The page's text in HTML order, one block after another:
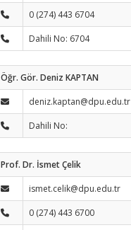
0 (274) 443 6704
Dahili No: 6704
Öğr. Gör. Deniz KAPTAN
deniz.kaptan@dpu.edu.tr
Dahili No:
Prof. Dr. İsmet Çelik
ismet.celik@dpu.edu.tr
0 (274) 443 6700